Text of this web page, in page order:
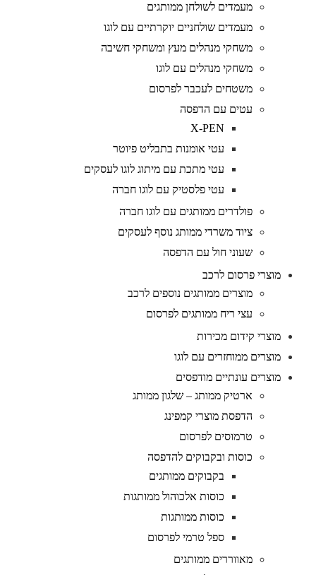
מעמדים לשולחן ממותגים
מעמדים שולחניים יוקרתיים עם לוגו
משחקי מנהלים מעץ ומשחקי חשיבה
משחקי מנהלים עם לוגו
משטחים לעכבר לפרסום
עטים עם הדפסה
X-PEN
עטי אומנות בתבליט פיוטר
עטי מתכת עם מיתוג לוגו לעסקים
עטי פלסטיק עם לוגו חברה
פולדרים ממותגים עם לוגו חברה
ציוד משרדי ממותג נוסף לעסקים
שעוני חול עם הדפסה
מוצרי פרסום לרכב
מוצרים ממותגים נוספים לרכב
עצי ריח ממותגים לפרסום
מוצרי קידום מכירות
מוצרים ממוחזרים עם לוגו
מוצרים עונתיים מודפסים
ארטיק ממותג – שלגון ממותג
הדפסת מוצרי קמפינג
טרמוסים לפרסום
כוסות ובקבוקים להדפסה
בקבוקים ממותגים
כוסות אלכוהול ממותגות
כוסות ממותגות
ספל טרמי לפרסום
מאווררים ממותגים